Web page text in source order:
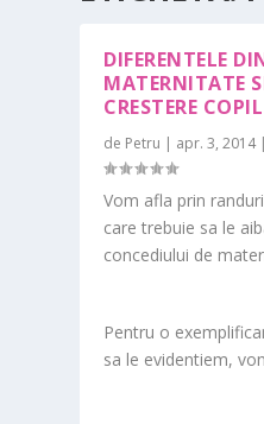
DIFERENTELE
MATERNITATE
CRESTERE COPIL
de Petru | apr. 3, 2014|
Vom afla prin
care trebuie sa le
concediului de
Pentru o
sa le evidentiem,